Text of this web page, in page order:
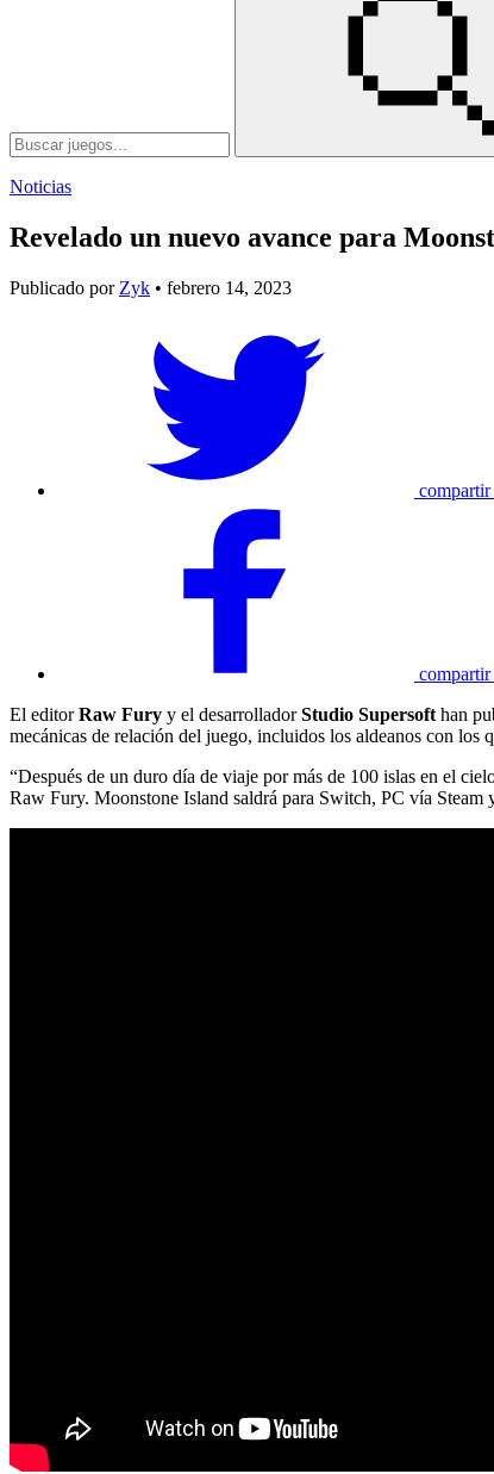
Noticias
Revelado un nuevo avance para
Publicado por Zyk • febrero 14, 2023
El editorRaw Fury y el desarrolladorStudio Supersoft han
mecánicas de relación del juego, incluidos los aldeanos con los
“Después de un duro día de viaje por más de 100 islas en el
Raw Fury. Moonstone Island saldrá para Switch, PC vía Steam